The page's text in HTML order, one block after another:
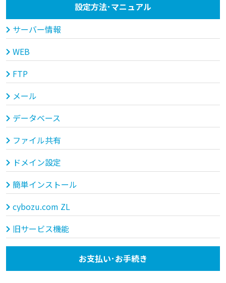
設定方法･マニュアル
サーバー情報
WEB
FTP
メール
データベース
ファイル共有
ドメイン設定
簡単インストール
cybozu.com ZL
旧サービス機能
お支払い･お手続き